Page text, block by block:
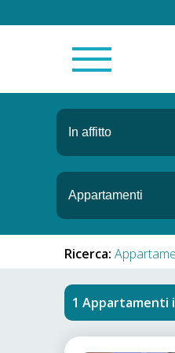
Ricerca:
Appartamenti